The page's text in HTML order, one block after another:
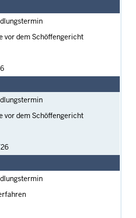
vor dem Schöffengericht
vor dem Schöffengericht